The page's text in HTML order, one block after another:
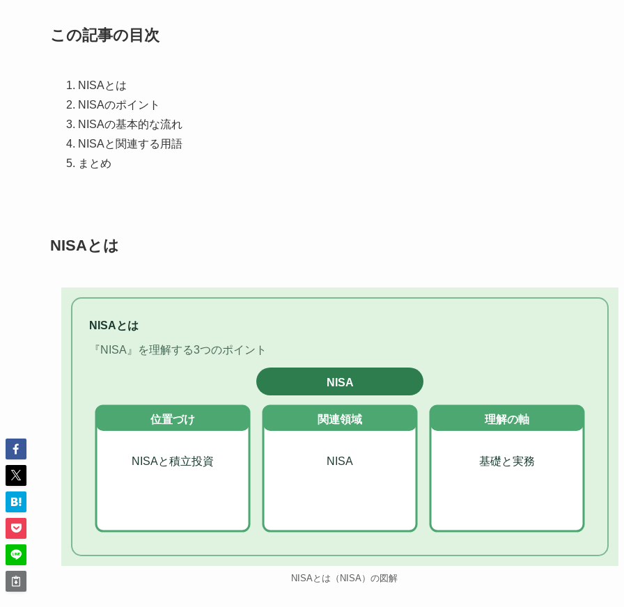
この記事の目次
NISAとは
NISAのポイント
NISAの基本的な流れ
NISAと関連する用語
まとめ
NISAとは
NISAとは
『NISA』を理解する3つのポイント
NISA
位置づけ
NISAと積立投資
関連領域
NISA
理解の軸
基礎と実務
NISAとは（NISA）の図解